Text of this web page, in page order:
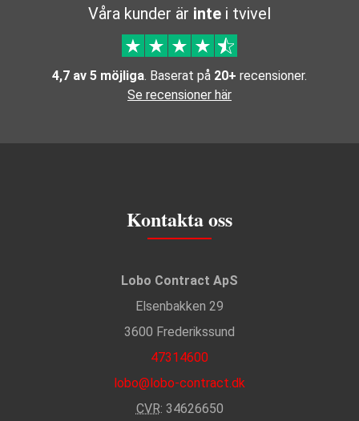
Våra kunder är inte i tvivel
4,7 av 5 möjliga. Baserat på 20+ recensioner.
Se recensioner här
Kontakta oss
Lobo Contract ApS
Elsenbakken 29
3600 Frederikssund
47314600
lobo@lobo-contract.dk
CVR: 34626650